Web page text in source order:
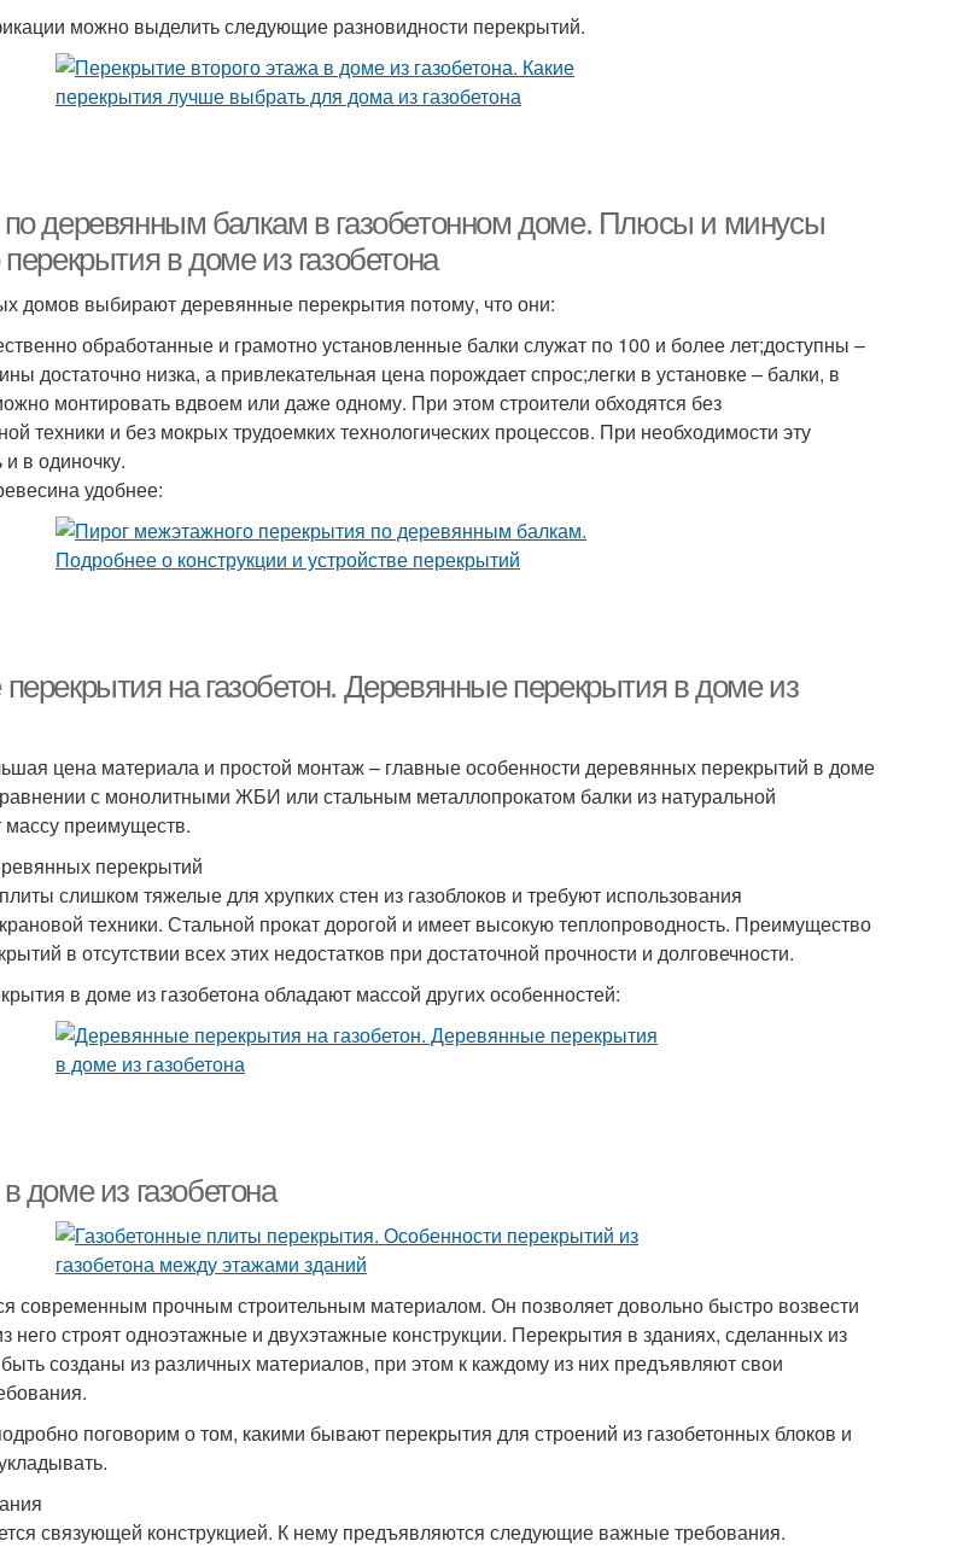
можно выделить следующие разновидности перекрытий.
деревянным балкам в газобетонном доме. Плюсы и минусы
в доме из газобетона
домов выбирают деревянные перекрытия потому, что они:
обработанные и грамотно установленные балки служат по 100 и более лет;доступны –
достаточно низка, а привлекательная цена порождает спрос;легки в установке – балки, в
монтировать вдвоем или даже одному. При этом строители обходятся без
техники и без мокрых трудоемких технологических процессов. При необходимости эту
в одиночку.
удобнее:
на газобетон. Деревянные перекрытия в доме из
цена материала и простой монтаж – главные особенности деревянных перекрытий в доме
с монолитными ЖБИ или стальным металлопрокатом балки из натуральной
преимуществ.
перекрытий
слишком тяжелые для хрупких стен из газоблоков и требуют использования
техники. Стальной прокат дорогой и имеет высокую теплопроводность. Преимущество
в отсутствии всех этих недостатков при достаточной прочности и долговечности.
в доме из газобетона обладают массой других особенностей:
доме из газобетона
современным прочным строительным материалом. Он позволяет довольно быстро возвести
него строят одноэтажные и двухэтажные конструкции. Перекрытия в зданиях, сделанных из
быть созданы из различных материалов, при этом к каждому из них предъявляют свои
поговорим о том, какими бывают перекрытия для строений из газобетонных блоков и
связующей конструкцией. К нему предъявляются следующие важные требования.